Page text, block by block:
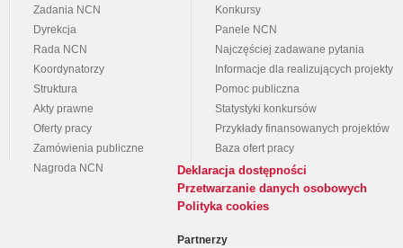
Zadania NCN
Dyrekcja
Rada NCN
Koordynatorzy
Struktura
Akty prawne
Oferty pracy
Zamówienia publiczne
Nagroda NCN
Konkursy
Panele NCN
Najczęściej zadawane pytania
Informacje dla realizujących projekty
Pomoc publiczna
Statystyki konkursów
Przykłady finansowanych projektów
Baza ofert pracy
Deklaracja dostępności
Przetwarzanie danych osobowych
Polityka cookies
Partnerzy